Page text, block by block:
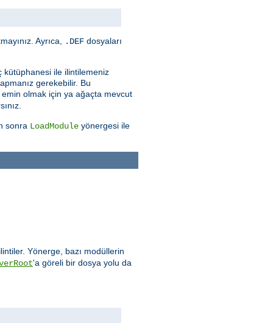
Ayrıca, .DEF dosyaları
kütüphanesi ile ilintilemeniz
gerekebilir. Bu
emin olmak için ya ağaçta mevcut
sonra LoadModule yönergesi ile
Yönerge, bazı modüllerin
'a göreli bir dosya yolu da